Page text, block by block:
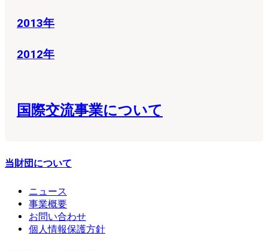
2013年
2012年
国際交流事業について
当財団について
ニュース
事業概要
お問い合わせ
個人情報保護方針